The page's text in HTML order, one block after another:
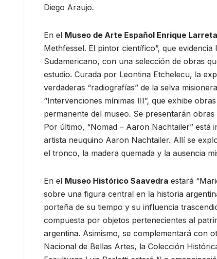
Diego Araujo.
En el Museo de Arte Español Enrique Larreta
Methfessel. El pintor científico”, que
Sudamericano, con una selección de obras
estudio. Curada por Leontina Etchelecu, la
verdaderas “radiografías” de la selva
“Intervenciones mínimas III”, que exhibe
permanente del museo. Se presentarán
Por último, “Nomad – Aaron Nachtailer”
artista neuquino Aaron Nachtailer. Allí se
el tronco, la madera quemada y la ausencia
En el Museo Histórico Saavedra estará
sobre una figura central en la historia
porteña de su tiempo y su influencia
compuesta por objetos pertenecientes al
argentina. Asimismo, se complementará con
Nacional de Bellas Artes, la Colección